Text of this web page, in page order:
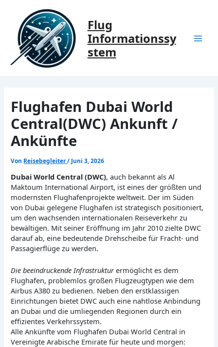
springen
Flug
Informationssy
stem
Flughafen Dubai World
Central(DWC) Ankunft /
Ankünfte
Von Reisebegleiter/ Juni 3, 2026
Dubai World Central (DWC), auch bekannt als Al
Maktoum International Airport, ist eines der größten und
modernsten Flughafenprojekte weltweit. Der im Süden
von Dubai gelegene Flughafen ist strategisch positioniert,
um den wachsenden internationalen Reiseverkehr zu
bewältigen. Mit seiner Eröffnung im Jahr 2010 zielte DWC
darauf ab, eine bedeutende Drehscheibe für Fracht- und
Passagierflüge zu werden.
Die beeindruckende Infrastrukturermöglicht es dem
Flughafen, problemlos großen Flugzeugtypen wie dem
Airbus A380 zu bedienen. Neben den erstklassigen
Einrichtungen bietet DWC auch eine nahtlose Anbindung
an Dubai und die umliegenden Regionen durch ein
effizientes Verkehrssystem.
Alle Ankünfte vom Flughafen Dubai World Central in
Vereinigte Arabische Emirate für heute und morgen: